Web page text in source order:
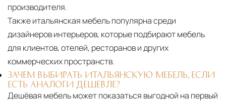
производителя.
Также итальянская мебель популярна среди
дизайнеров интерьеров, которые подбирают мебель
для клиентов, отелей, ресторанов и других
коммерческих пространств.
ЗАЧЕМ ВЫБИРАТЬ ИТАЛЬЯНСКУЮ МЕБЕЛЬ, ЕСЛИ
ЕСТЬ АНАЛОГИ ДЕШЕВЛЕ?
Дешёвая мебель может показаться выгодной на первый